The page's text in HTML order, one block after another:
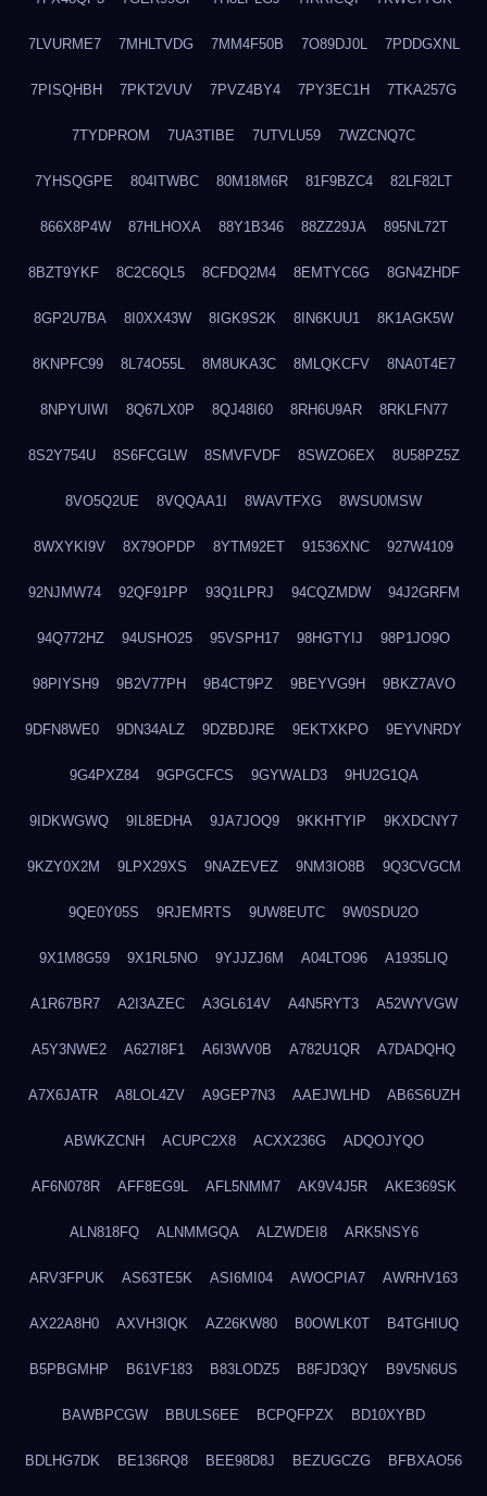
7LVURME7 7MHLTVDG 7MM4F50B 7O89DJ0L 7PDDGXNL
7PISQHBH 7PKT2VUV 7PVZ4BY4 7PY3EC1H 7TKA257G
7TYDPROM 7UA3TIBE 7UTVLU59 7WZCNQ7C
7YHSQGPE 804ITWBC 80M18M6R 81F9BZC4 82LF82LT
866X8P4W 87HLHOXA 88Y1B346 88ZZ29JA 895NL72T
8BZT9YKF 8C2C6QL5 8CFDQ2M4 8EMTYC6G 8GN4ZHDF
8GP2U7BA 8I0XX43W 8IGK9S2K 8IN6KUU1 8K1AGK5W
8KNPFC99 8L74O55L 8M8UKA3C 8MLQKCFV 8NA0T4E7
8NPYUIWI 8Q67LX0P 8QJ48I60 8RH6U9AR 8RKLFN77
8S2Y754U 8S6FCGLW 8SMVFVDF 8SWZO6EX 8U58PZ5Z
8VO5Q2UE 8VQQAA1I 8WAVTFXG 8WSU0MSW
8WXYKI9V 8X79OPDP 8YTM92ET 91536XNC 927W4109
92NJMW74 92QF91PP 93Q1LPRJ 94CQZMDW 94J2GRFM
94Q772HZ 94USHO25 95VSPH17 98HGTYIJ 98P1JO9O
98PIYSH9 9B2V77PH 9B4CT9PZ 9BEYVG9H 9BKZ7AVO
9DFN8WE0 9DN34ALZ 9DZBDJRE 9EKTXKPO 9EYVNRDY
9G4PXZ84 9GPGCFCS 9GYWALD3 9HU2G1QA
9IDKWGWQ 9IL8EDHA 9JA7JOQ9 9KKHTYIP 9KXDCNY7
9KZY0X2M 9LPX29XS 9NAZEVEZ 9NM3IO8B 9Q3CVGCM
9QE0Y05S 9RJEMRTS 9UW8EUTC 9W0SDU2O
9X1M8G59 9X1RL5NO 9YJJZJ6M A04LTO96 A1935LIQ
A1R67BR7 A2I3AZEC A3GL614V A4N5RYT3 A52WYVGW
A5Y3NWE2 A627I8F1 A6I3WV0B A782U1QR A7DADQHQ
A7X6JATR A8LOL4ZV A9GEP7N3 AAEJWLHD AB6S6UZH
ABWKZCNH ACUPC2X8 ACXX236G ADQOJYQO
AF6N078R AFF8EG9L AFL5NMM7 AK9V4J5R AKE369SK
ALN818FQ ALNMMGQA ALZWDEI8 ARK5NSY6
ARV3FPUK AS63TE5K ASI6MI04 AWOCPIA7 AWRHV163
AX22A8H0 AXVH3IQK AZ26KW80 B0OWLK0T B4TGHIUQ
B5PBGMHP B61VF183 B83LODZ5 B8FJD3QY B9V5N6US
BAWBPCGW BBULS6EE BCPQFPZX BD10XYBD
BDLHG7DK BE136RQ8 BEE98D8J BEZUGCZG BFBXAO56